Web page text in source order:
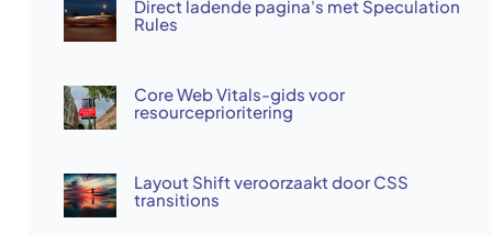
Direct ladende pagina's met Speculation
Rules
Core Web Vitals-gids voor
resourceprioritering
Layout Shift veroorzaakt door CSS
transitions